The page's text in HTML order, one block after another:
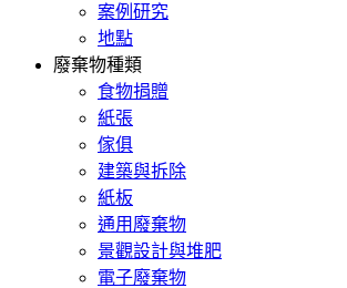
案例研究
地點
廢棄物種類
食物捐贈
紙張
傢俱
建築與拆除
紙板
通用廢棄物
景觀設計與堆肥
電子廢棄物